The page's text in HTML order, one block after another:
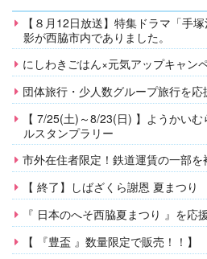
【８月12日放送】特集ドラマ「手
影が西脇市内でありました。
にしわきごはん×元気アップキャン
団体旅行・少人数グループ旅行を応
【 7/25(土)～8/23(日) 】ようかい
ルスタンプラリー
市外在住者限定！鉄道運賃の一部を
【 終了】しばざくら謝恩 夏まつり
『 日本のへそ西脇夏まつり 』を応
【 『豊盃 』数量限定で販売！！】